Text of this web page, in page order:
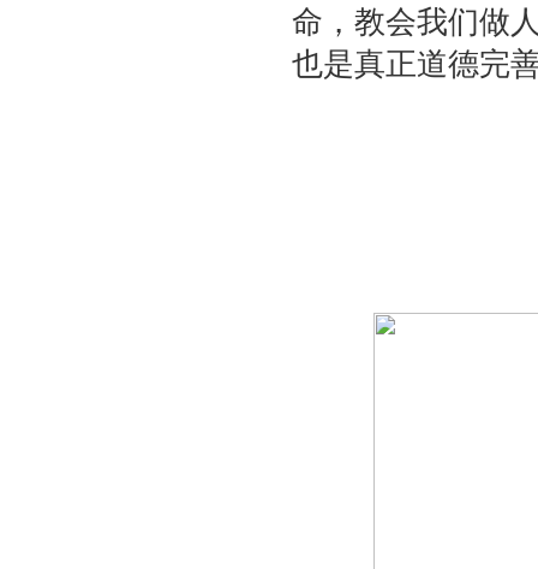
命，教会我们做
也是真正道德完